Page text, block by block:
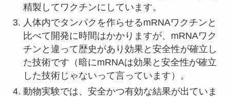
精製してワクチンにしています。
人体内でタンパクを作らせるmRNAワクチンと
比べて開発に時間はかかりますが、mRNAワク
チンと違って歴史があり効果と安全性が確立し
た技術です（暗にmRNAは効果と安全性が確立
した技術じゃないって言っています）。
動物実験では、安全かつ有効な結果が出ていま